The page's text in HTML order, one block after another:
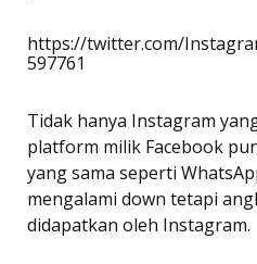
https://twitter.com/
597761
Tidak hanya Instagram
platform milik Facebook
yang sama seperti
mengalami down tetapi
didapatkan oleh Instagram.